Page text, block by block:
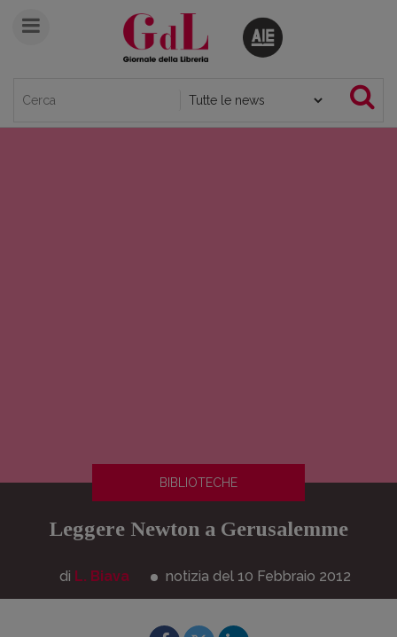
BIBLIOTECHE
Leggere Newton a Gerusalemme
di L. Biava notizia del 10 Febbraio 2012